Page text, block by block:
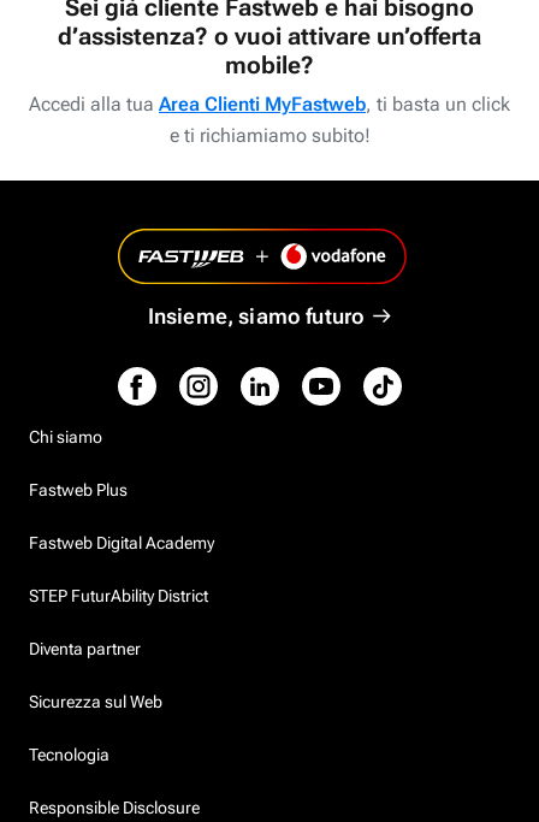
Sei già cliente Fastweb e hai bisogno
d’assistenza? o vuoi attivare un’offerta
mobile?
Accedi alla tua Area Clienti MyFastweb, ti basta un click
e ti richiamiamo subito!
Insieme, siamo futuro
Chi siamo
Fastweb Plus
Fastweb Digital Academy
STEP FuturAbility District
Diventa partner
Sicurezza sul Web
Tecnologia
Responsible Disclosure